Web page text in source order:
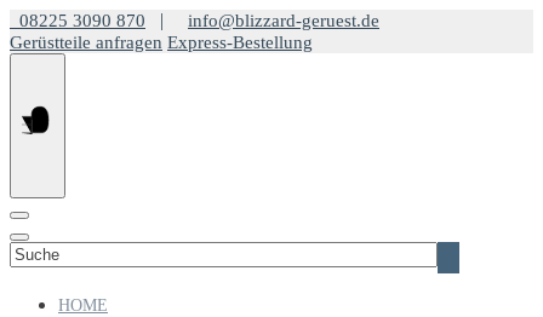
Springe
zum
Inhalt
08225 3090 870 |
info@blizzard-geruest.de
Gerüstteile anfragen Express-Bestellung
nach:
HOME